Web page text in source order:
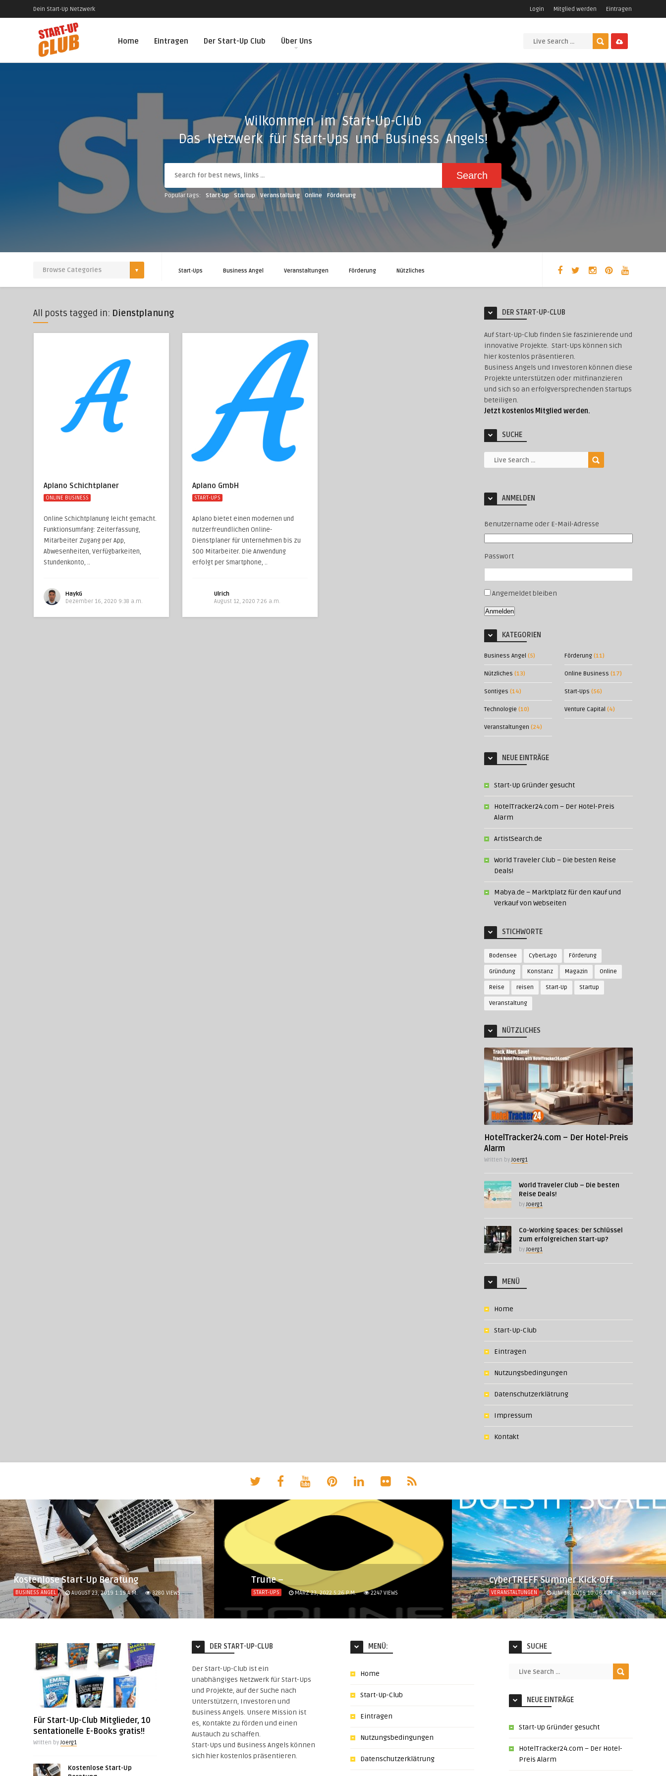
Dein Start-Up Netzwerk Login Mitglied werden Eintragen
Home Eintragen Der Start-Up Club Über Uns
Wilkommen im Start-Up-Club
Das Netzwerk für Start-Ups und Business Angels!
Popular tags: Start-Up Startup Veranstaltung Online Förderung
Start-Ups Business Angel Veranstaltungen Förderung Nützliches
All posts tagged in: Dienstplanung
Aplano Schichtplaner
ONLINE BUSINESS
Online Schichtplanung leicht gemacht.
Funktionsumfang: Zeiterfassung,
Mitarbeiter Zugang per App,
Abwesenheiten, Verfügbarkeiten,
Stundenkonto, ..
HaykG
Dezember 16, 2020 9:38 a.m.
Aplano GmbH
START-UPS
Aplano bietet einen modernen und
nutzerfreundlichen Online-
Dienstplaner für Unternehmen bis zu
500 Mitarbeiter. Die Anwendung
erfolgt per Smartphone, ..
Ulrich
August 12, 2020 7:26 a.m.
DER START-UP-CLUB
Auf Start-Up-Club finden Sie faszinierende und
innovative Projekte. Start-Ups können sich
hier kostenlos präsentieren.
Business Angels und Investoren können diese
Projekte unterstützen oder mitfinanzieren
und sich so an erfolgversprechenden Startups
beteiligen.
Jetzt kostenlos Mitglied werden.
SUCHE
ANMELDEN
Benutzername oder E-Mail-Adresse
Passwort
Angemeldet bleiben
Anmelden
KATEGORIEN
Business Angel (5) Förderung (11)
Nützliches (13) Online Business (17)
Sontiges (14) Start-Ups (56)
Technologie (10) Venture Capital (4)
Veranstaltungen (24)
NEUE EINTRÄGE
Start-Up Gründer gesucht
HotelTracker24.com – Der Hotel-Preis
Alarm
ArtistSearch.de
World Traveler Club – Die besten Reise
Deals!
Mabya.de – Marktplatz für den Kauf und
Verkauf von Webseiten
STICHWORTE
Bodensee CyberLago Förderung
Gründung Konstanz Magazin Online
Reise reisen Start-Up Startup
Veranstaltung
NÜTZLICHES
HotelTracker24.com – Der Hotel-Preis
Alarm
Written byJoerg1
World Traveler Club – Die besten
Reise Deals!
byJoerg1
Co-Working Spaces: Der Schlüssel
zum erfolgreichen Start-up?
byJoerg1
MENÜ
Home
Start-Up-Club
Eintragen
Nutzungsbedingungen
Datenschutzerklätrung
Impressum
Kontakt
Kostenlose Start-Up Beratung
BUSINESS ANGEL AUGUST 23, 2019 1:19 A.M. 3280VIEWS
Trune –
START-UPS MÄRZ 23, 2022 5:26 P.M. 2247 VIEWS
cyberTREFF Summer Kick-Off
VERANSTALTUNGEN JUNI 18, 2016 10:06 A.M. 4398VIEWS
Für Start-Up-Club Mitglieder, 10
sentationelle E-Books gratis!!
Written byJoerg1
Kostenlose Start-Up
DER START-UP-CLUB
Der Start-Up-Club ist ein
unabhängiges Netzwerk für Start-Ups
und Projekte, auf der Suche nach
Unterstützern, Investoren und
Business Angels. Unsere Mission ist
es, Kontakte zu förden und einen
Austauch zu schaffen.
Start-Ups und Business Angels können
sich hier kostenlos präsentieren.
MENÜ:
Home
Start-Up-Club
Eintragen
Nutzungsbedingungen
Datenschutzerklätrung
SUCHE
NEUE EINTRÄGE
Start-Up Gründer gesucht
HotelTracker24.com – Der Hotel-
Preis Alarm